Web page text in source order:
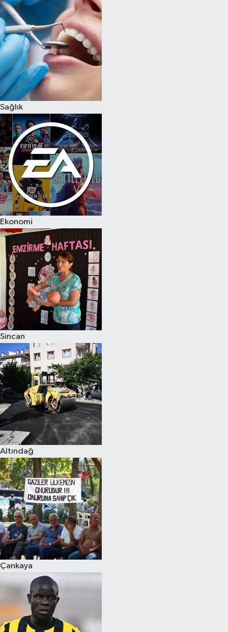
Sağlık
Ekonomi
Sincan
Altındağ
Çankaya